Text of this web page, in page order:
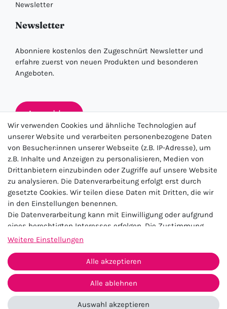
Newsletter
Newsletter
Abonniere kostenlos den Zugeschnürt Newsletter und
erfahre zuerst von neuen Produkten und besonderen
Angeboten.
Anmelden
★★★★★
4.5 / 5.0 (23.143)
Impressum Daten­schutz­erklärung
AGB
Widerrufs­recht
Kontakt
Vertrag widerrufen
Wir verwenden Cookies und ähnliche Technologien auf
unserer Website und verarbeiten personenbezogene Daten
von Besucher:innen unserer Webseite (z.B. IP-Adresse), um
z.B. Inhalte und Anzeigen zu personalisieren, Medien von
Drittanbietern einzubinden oder Zugriffe auf unsere Website
zu analysieren. Die Datenverarbeitung erfolgt erst durch
gesetzte Cookies. Wir teilen diese Daten mit Dritten, die wir
in den Einstellungen benennen.
Die Datenverarbeitung kann mit Einwilligung oder aufgrund
eines berechtigten Interesses erfolgen. Die Zustimmung
kann erteilt oder abgelehnt werden. Es besteht das Recht,
Zeitpunkt zu ändern oder zu widerrufen. Beachten Sie unser
Impressumund weitere Hinweise zur Verwendung
personenbezogener Daten in unserer
Weitere Einstellungen
Alle akzeptieren
Alle ablehnen
Auswahl akzeptieren